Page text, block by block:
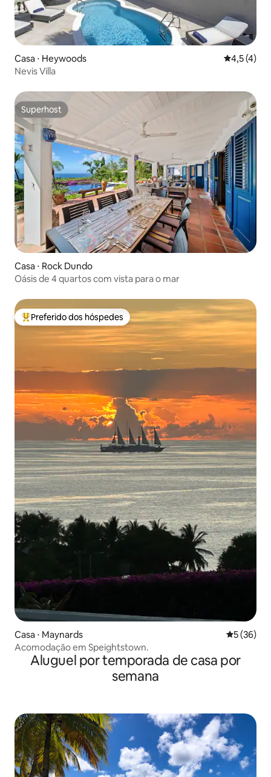
Casa ⋅ Heywoods 4,5 de
4,5 (4)
Nevis Villa
Superhost
Superhost
Casa ⋅ Rock Dundo
Oásis de 4 quartos com vista para o mar
Entre os melhores preferidos dos hóspedes
Preferido dos hóspedes
Casa ⋅ Maynards 5 de uma
5 (36)
Acomodação em Speightstown.
Aluguel por temporada de casa por
semana